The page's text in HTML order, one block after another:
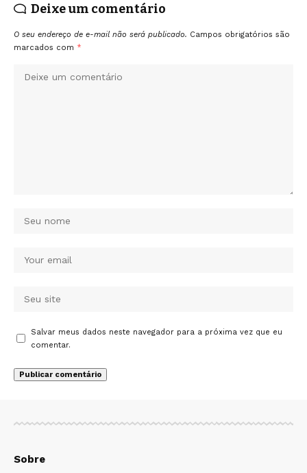
Deixe um comentário
O seu endereço de e-mail não será publicado. Campos obrigatórios são
marcados com *
Salvar meus dados neste navegador para a próxima vez que eu
comentar.
Sobre